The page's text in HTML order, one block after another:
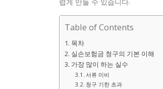
Table of Contents
목차
실손보험금 청구의 기본 이해
가장 많이 하는 실수
서류 미비
청구 기한 초과